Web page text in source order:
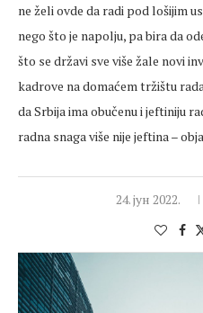
ne želi ovde da radi pod lošijim
nego što je napolju, pa bira da
što se državi sve više žale novi
kadrove na domaćem tržištu
da Srbija ima obučenu i jeftiniju
radna snaga više nije jeftina –
24. јун 2022.